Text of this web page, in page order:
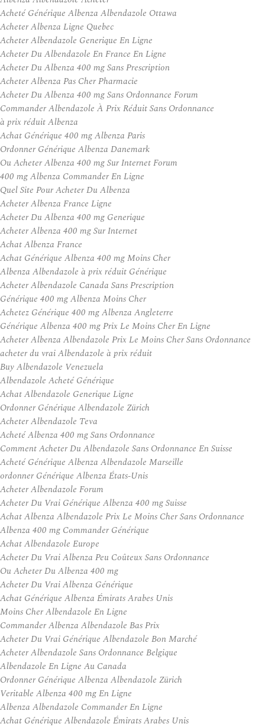
Acheté Générique Albenza Albendazole Ottawa
Acheter Albenza Ligne Quebec
Acheter Albendazole Generique En Ligne
Acheter Du Albendazole En France En Ligne
Acheter Du Albenza 400 mg Sans Prescription
Acheter Albenza Pas Cher Pharmacie
Acheter Du Albenza 400 mg Sans Ordonnance Forum
Commander Albendazole À Prix Réduit Sans Ordonnance
à prix réduit Albenza
Achat Générique 400 mg Albenza Paris
Ordonner Générique Albenza Danemark
Ou Acheter Albenza 400 mg Sur Internet Forum
400 mg Albenza Commander En Ligne
Quel Site Pour Acheter Du Albenza
Acheter Albenza France Ligne
Acheter Du Albenza 400 mg Generique
Acheter Albenza 400 mg Sur Internet
Achat Albenza France
Achat Générique Albenza 400 mg Moins Cher
Albenza Albendazole à prix réduit Générique
Acheter Albendazole Canada Sans Prescription
Générique 400 mg Albenza Moins Cher
Achetez Générique 400 mg Albenza Angleterre
Générique Albenza 400 mg Prix Le Moins Cher En Ligne
Acheter Albenza Albendazole Prix Le Moins Cher Sans Ordonnance
acheter du vrai Albendazole à prix réduit
Buy Albendazole Venezuela
Albendazole Acheté Générique
Achat Albendazole Generique Ligne
Ordonner Générique Albendazole Zürich
Acheter Albendazole Teva
Acheté Albenza 400 mg Sans Ordonnance
Comment Acheter Du Albendazole Sans Ordonnance En Suisse
Acheté Générique Albenza Albendazole Marseille
ordonner Générique Albenza États-Unis
Acheter Albendazole Forum
Acheter Du Vrai Générique Albenza 400 mg Suisse
Achat Albenza Albendazole Prix Le Moins Cher Sans Ordonnance
Albenza 400 mg Commander Générique
Achat Albendazole Europe
Acheter Du Vrai Albenza Peu Coûteux Sans Ordonnance
Ou Acheter Du Albenza 400 mg
Acheter Du Vrai Albenza Générique
Achat Générique Albenza Émirats Arabes Unis
Moins Cher Albendazole En Ligne
Commander Albenza Albendazole Bas Prix
Acheter Du Vrai Générique Albendazole Bon Marché
Acheter Albendazole Sans Ordonnance Belgique
Albendazole En Ligne Au Canada
Ordonner Générique Albenza Albendazole Zürich
Veritable Albenza 400 mg En Ligne
Albenza Albendazole Commander En Ligne
Achat Générique Albendazole Émirats Arabes Unis